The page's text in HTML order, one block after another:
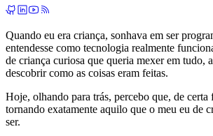
Quando eu era criança, sonhava em ser
entendesse como tecnologia realmente
de criança curiosa que queria mexer em tudo,
descobrir como as coisas eram feitas.
Hoje, olhando para trás, percebo que, de certa
tornando exatamente aquilo que o meu eu de
ser.